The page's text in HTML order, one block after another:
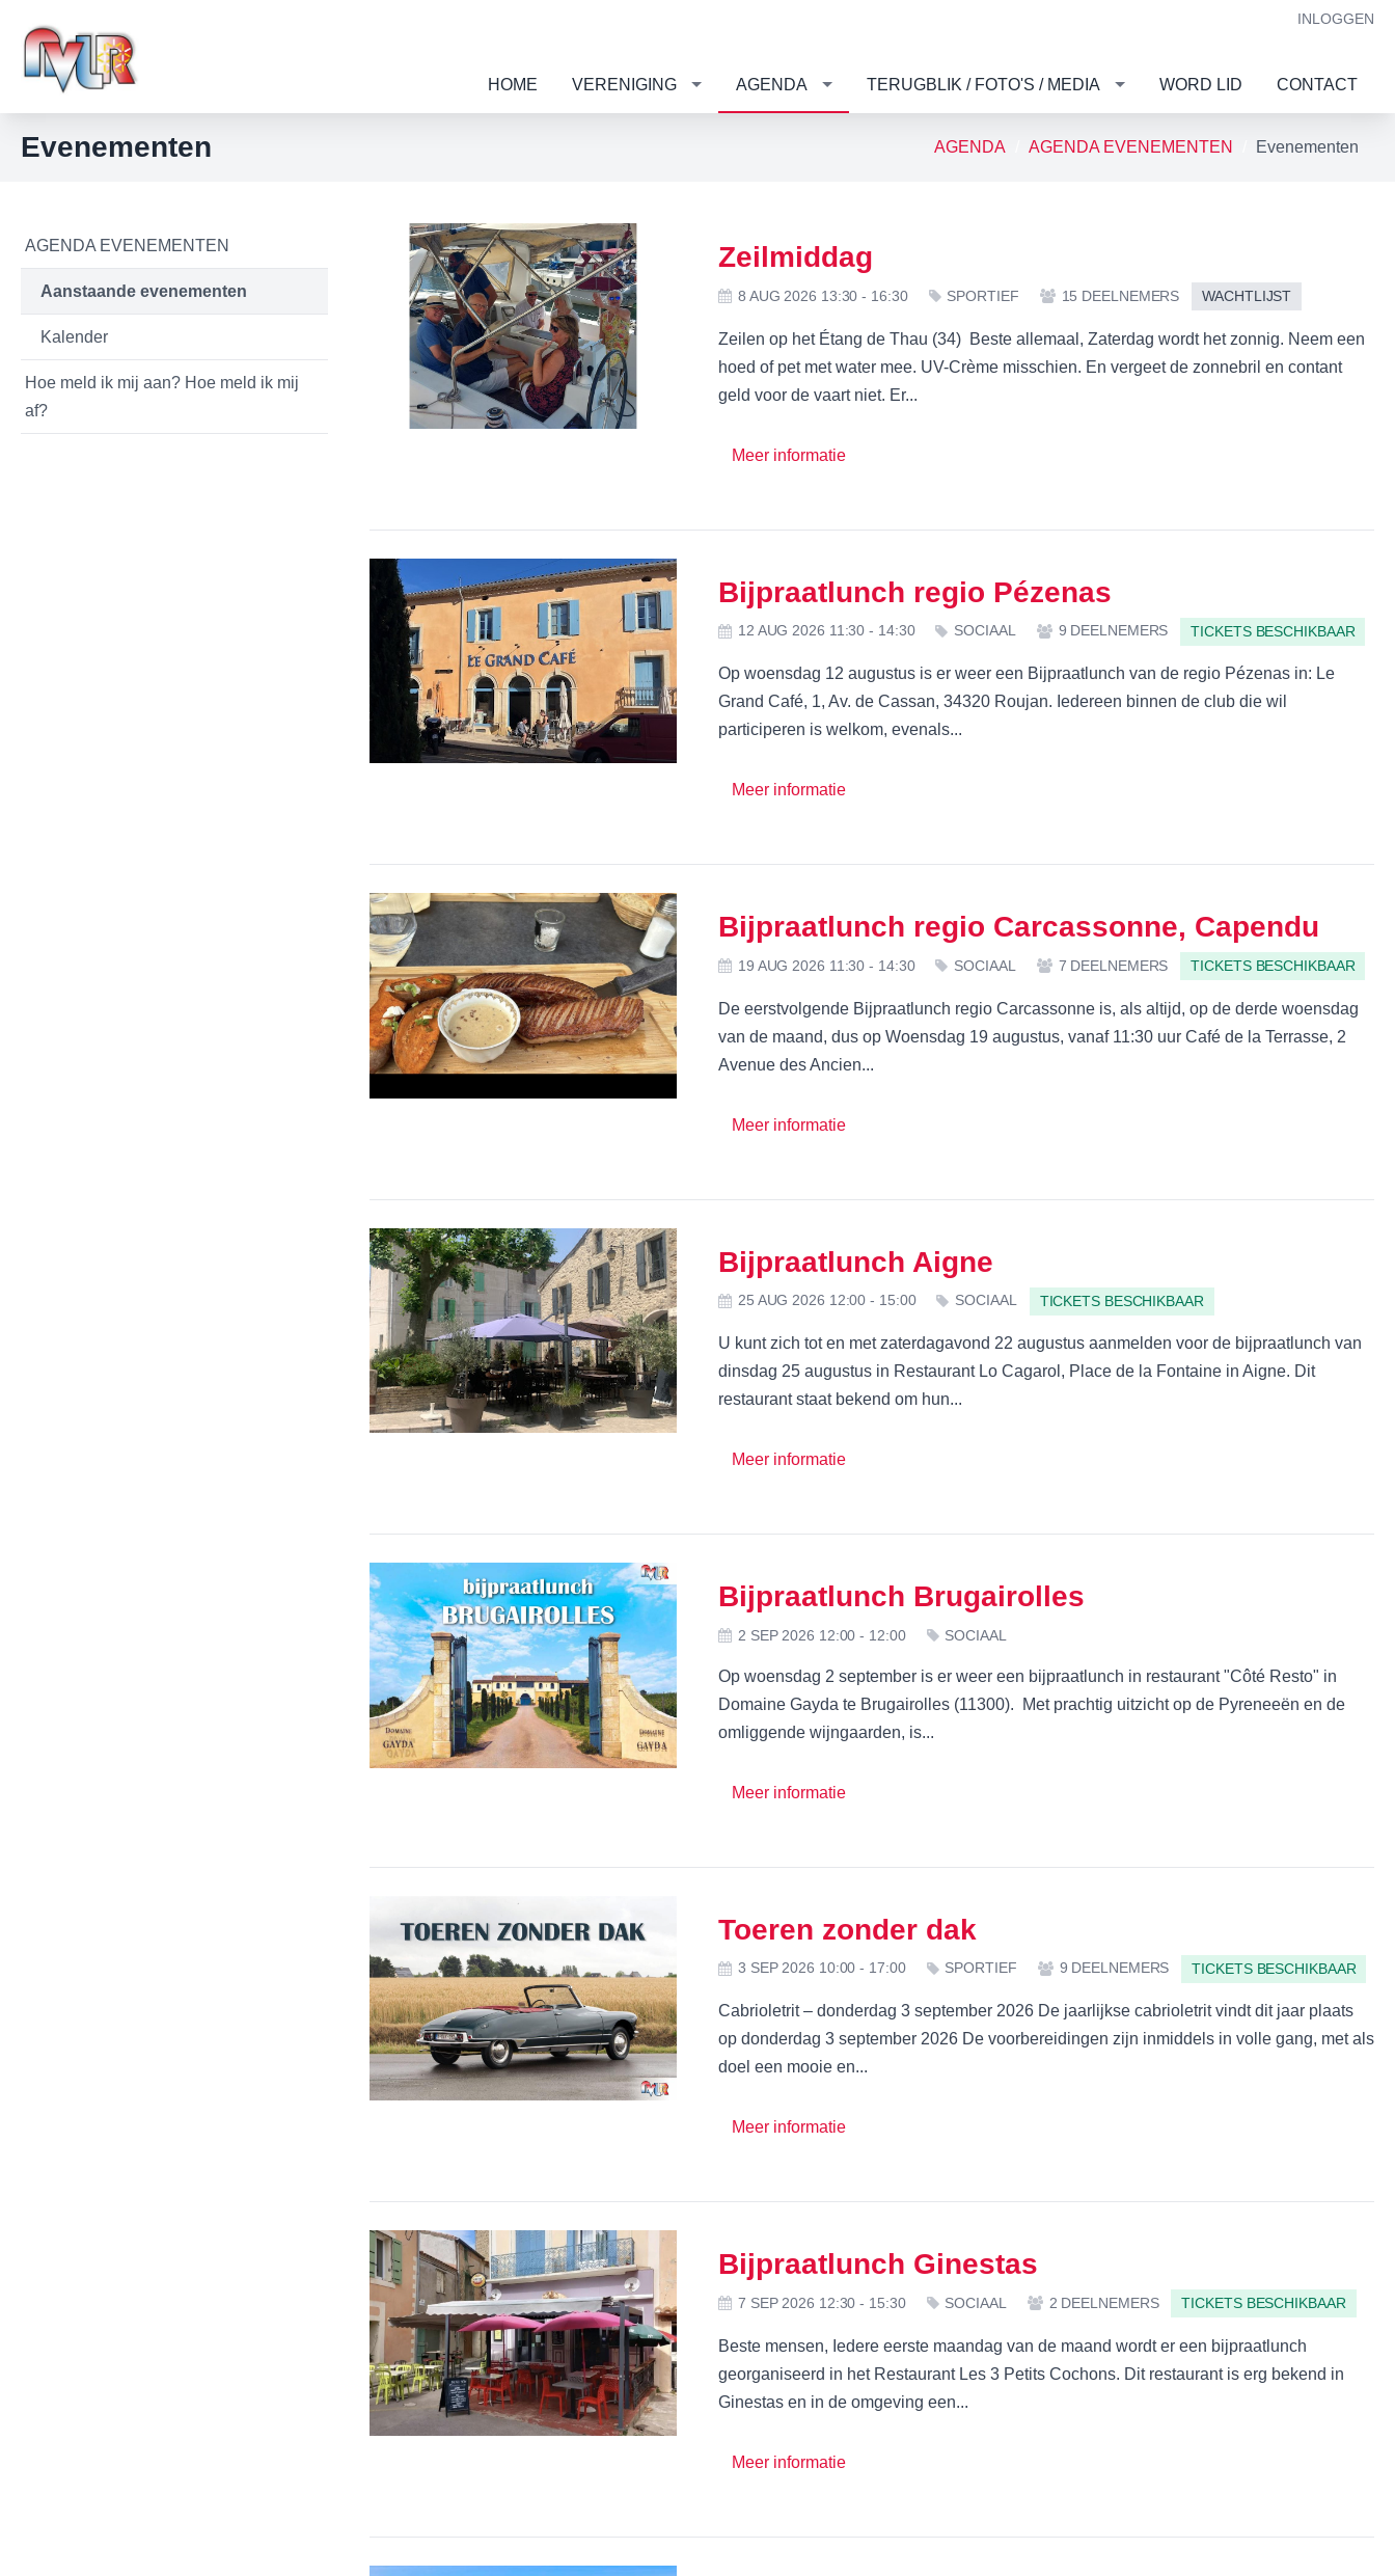
INLOGGEN
HOME VERENIGING AGENDA TERUGBLIK / FOTO'S / MEDIA WORD LID CONTACT
AGENDA AGENDA EVENEMENTEN Evenementen
Evenementen
AGENDA EVENEMENTEN
Aanstaande evenementen
Kalender
Hoe meld ik mij aan? Hoe meld ik mij
af?
Zeilmiddag
8 AUG 2026 13:30 - 16:30 SPORTIEF 15 DEELNEMERS WACHTLIJST
Zeilen op het Étang de Thau (34) Beste allemaal, Zaterdag wordt het zonnig. Neem een
hoed of pet met water mee. UV-Crème misschien. En vergeet de zonnebril en contant
geld voor de vaart niet. Er...
Meer informatie
Bijpraatlunch regio Pézenas
12 AUG 2026 11:30 - 14:30 SOCIAAL 9 DEELNEMERS TICKETS BESCHIKBAAR
Op woensdag 12 augustus is er weer een Bijpraatlunch van de regio Pézenas in: Le
Grand Café, 1, Av. de Cassan, 34320 Roujan. Iedereen binnen de club die wil
participeren is welkom, evenals...
Meer informatie
Bijpraatlunch regio Carcassonne, Capendu
19 AUG 2026 11:30 - 14:30 SOCIAAL 7 DEELNEMERS TICKETS BESCHIKBAAR
De eerstvolgende Bijpraatlunch regio Carcassonne is, als altijd, op de derde woensdag
van de maand, dus op Woensdag 19 augustus, vanaf 11:30 uur Café de la Terrasse, 2
Avenue des Ancien...
Meer informatie
Bijpraatlunch Aigne
25 AUG 2026 12:00 - 15:00 SOCIAAL TICKETS BESCHIKBAAR
U kunt zich tot en met zaterdagavond 22 augustus aanmelden voor de bijpraatlunch van
dinsdag 25 augustus in Restaurant Lo Cagarol, Place de la Fontaine in Aigne. Dit
restaurant staat bekend om hun...
Meer informatie
Bijpraatlunch Brugairolles
2 SEP 2026 12:00 - 12:00 SOCIAAL
Op woensdag 2 september is er weer een bijpraatlunch in restaurant "Côté Resto" in
Domaine Gayda te Brugairolles (11300). Met prachtig uitzicht op de Pyreneeën en de
omliggende wijngaarden, is...
Meer informatie
Toeren zonder dak
3 SEP 2026 10:00 - 17:00 SPORTIEF 9 DEELNEMERS TICKETS BESCHIKBAAR
Cabrioletrit – donderdag 3 september 2026 De jaarlijkse cabrioletrit vindt dit jaar plaats
op donderdag 3 september 2026 De voorbereidingen zijn inmiddels in volle gang, met als
doel een mooie en...
Meer informatie
Bijpraatlunch Ginestas
7 SEP 2026 12:30 - 15:30 SOCIAAL 2 DEELNEMERS TICKETS BESCHIKBAAR
Beste mensen, Iedere eerste maandag van de maand wordt er een bijpraatlunch
georganiseerd in het Restaurant Les 3 Petits Cochons. Dit restaurant is erg bekend in
Ginestas en in de omgeving een...
Meer informatie